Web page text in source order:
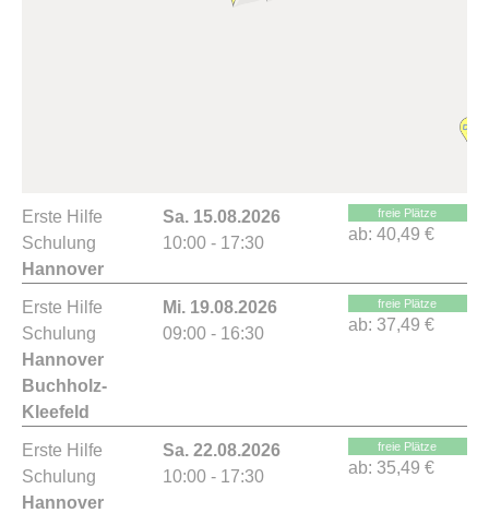
Erste Hilfe
Schulung
Hannover
Sa. 15.08.2026
10:00 - 17:30
freie Plätze
ab: 40,49 €
Erste Hilfe
Schulung
Hannover
Buchholz-
Kleefeld
Mi. 19.08.2026
09:00 - 16:30
freie Plätze
ab: 37,49 €
Erste Hilfe
Schulung
Hannover
Sa. 22.08.2026
10:00 - 17:30
freie Plätze
ab: 35,49 €